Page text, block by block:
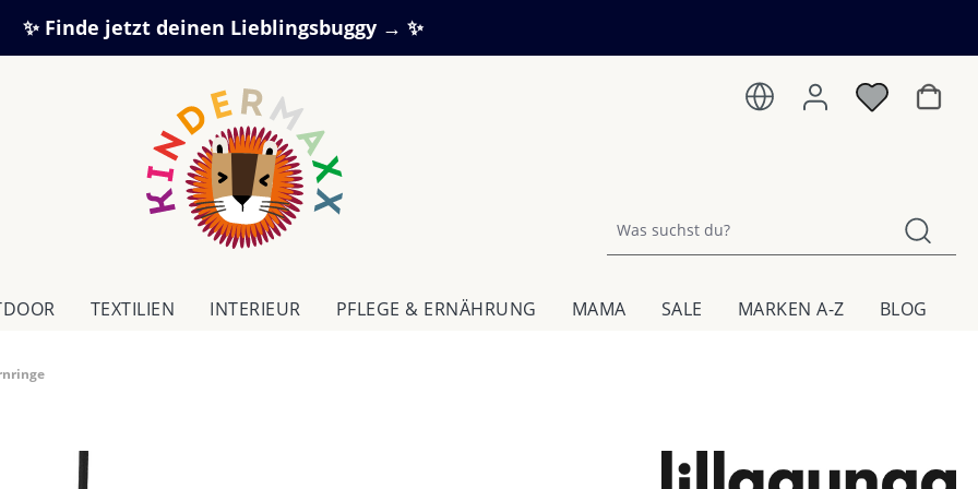
✨ Finde jetzt deinen Lieblingsbuggy → ✨
TEXTILIEN IN­TE­RI­EUR PFLEGE & ERNÄHRUNG MAMA SALE MARKEN A-Z BLOG